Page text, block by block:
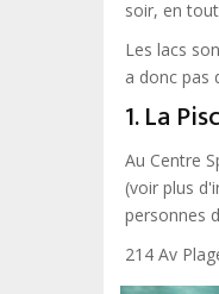
soir, en
Les lacs
a donc pas
1. La
Au Centre
(voir plus
personnes
214 Av